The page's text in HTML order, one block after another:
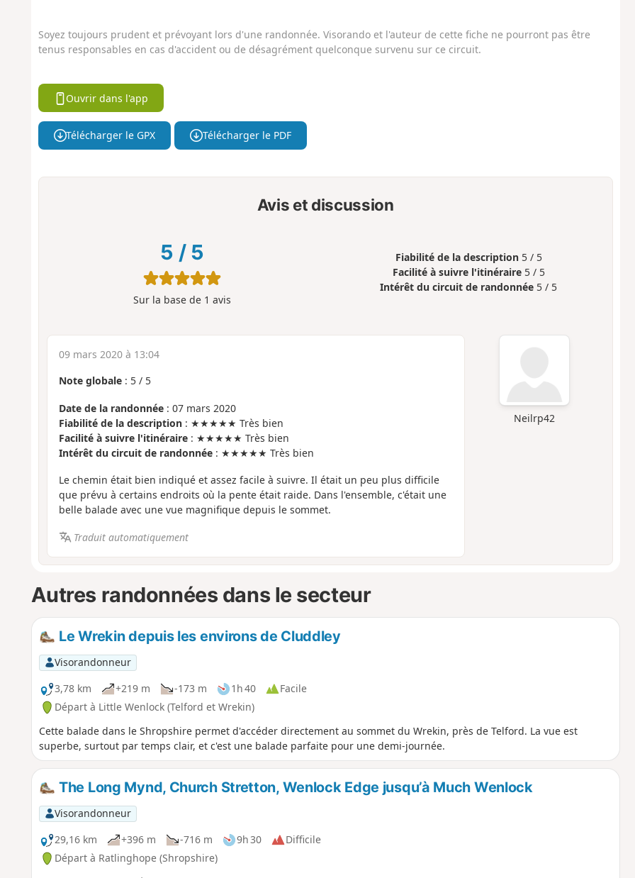
Soyez toujours prudent et prévoyant lors d'une randonnée. Visorando et l'auteur de cette fiche ne pourront pas être
tenus responsables en cas d'accident ou de désagrément quelconque survenu sur ce circuit.
Ouvrir dans l'app
Télécharger le GPX Télécharger le PDF
Avis et discussion
5 / 5
Sur la base de 1 avis
Fiabilité de la description 5 / 5
Facilité à suivre l'itinéraire 5 / 5
Intérêt du circuit de randonnée 5 / 5
Neilrp42
09 mars 2020 à 13:04
Note globale: 5/ 5
Date de la randonnée: 07 mars 2020
Fiabilité de la description: ★★★★★ Très bien
Facilité à suivre l'itinéraire: ★★★★★ Très bien
Intérêt du circuit de randonnée: ★★★★★ Très bien
Le chemin était bien indiqué et assez facile à suivre. Il était un peu plus difficile
que prévu à certains endroits où la pente était raide. Dans l'ensemble, c'était une
belle balade avec une vue magnifique depuis le sommet.
Traduit automatiquement
Autres randonnées dans le secteur
Le Wrekin depuis les environs de Cluddley
Visorandonneur
3,78 km
+219 m -173 m 1h 40
Facile
Départ à Little Wenlock (Telford et Wrekin)
Cette balade dans le Shropshire permet d'accéder directement au sommet du Wrekin, près de Telford. La vue est
superbe, surtout par temps clair, et c'est une balade parfaite pour une demi-journée.
The Long Mynd, Church Stretton, Wenlock Edge jusqu’à Much Wenlock
Visorandonneur
29,16 km
+396 m -716 m 9h 30
Difficile
Départ à Ratlinghope (Shropshire)